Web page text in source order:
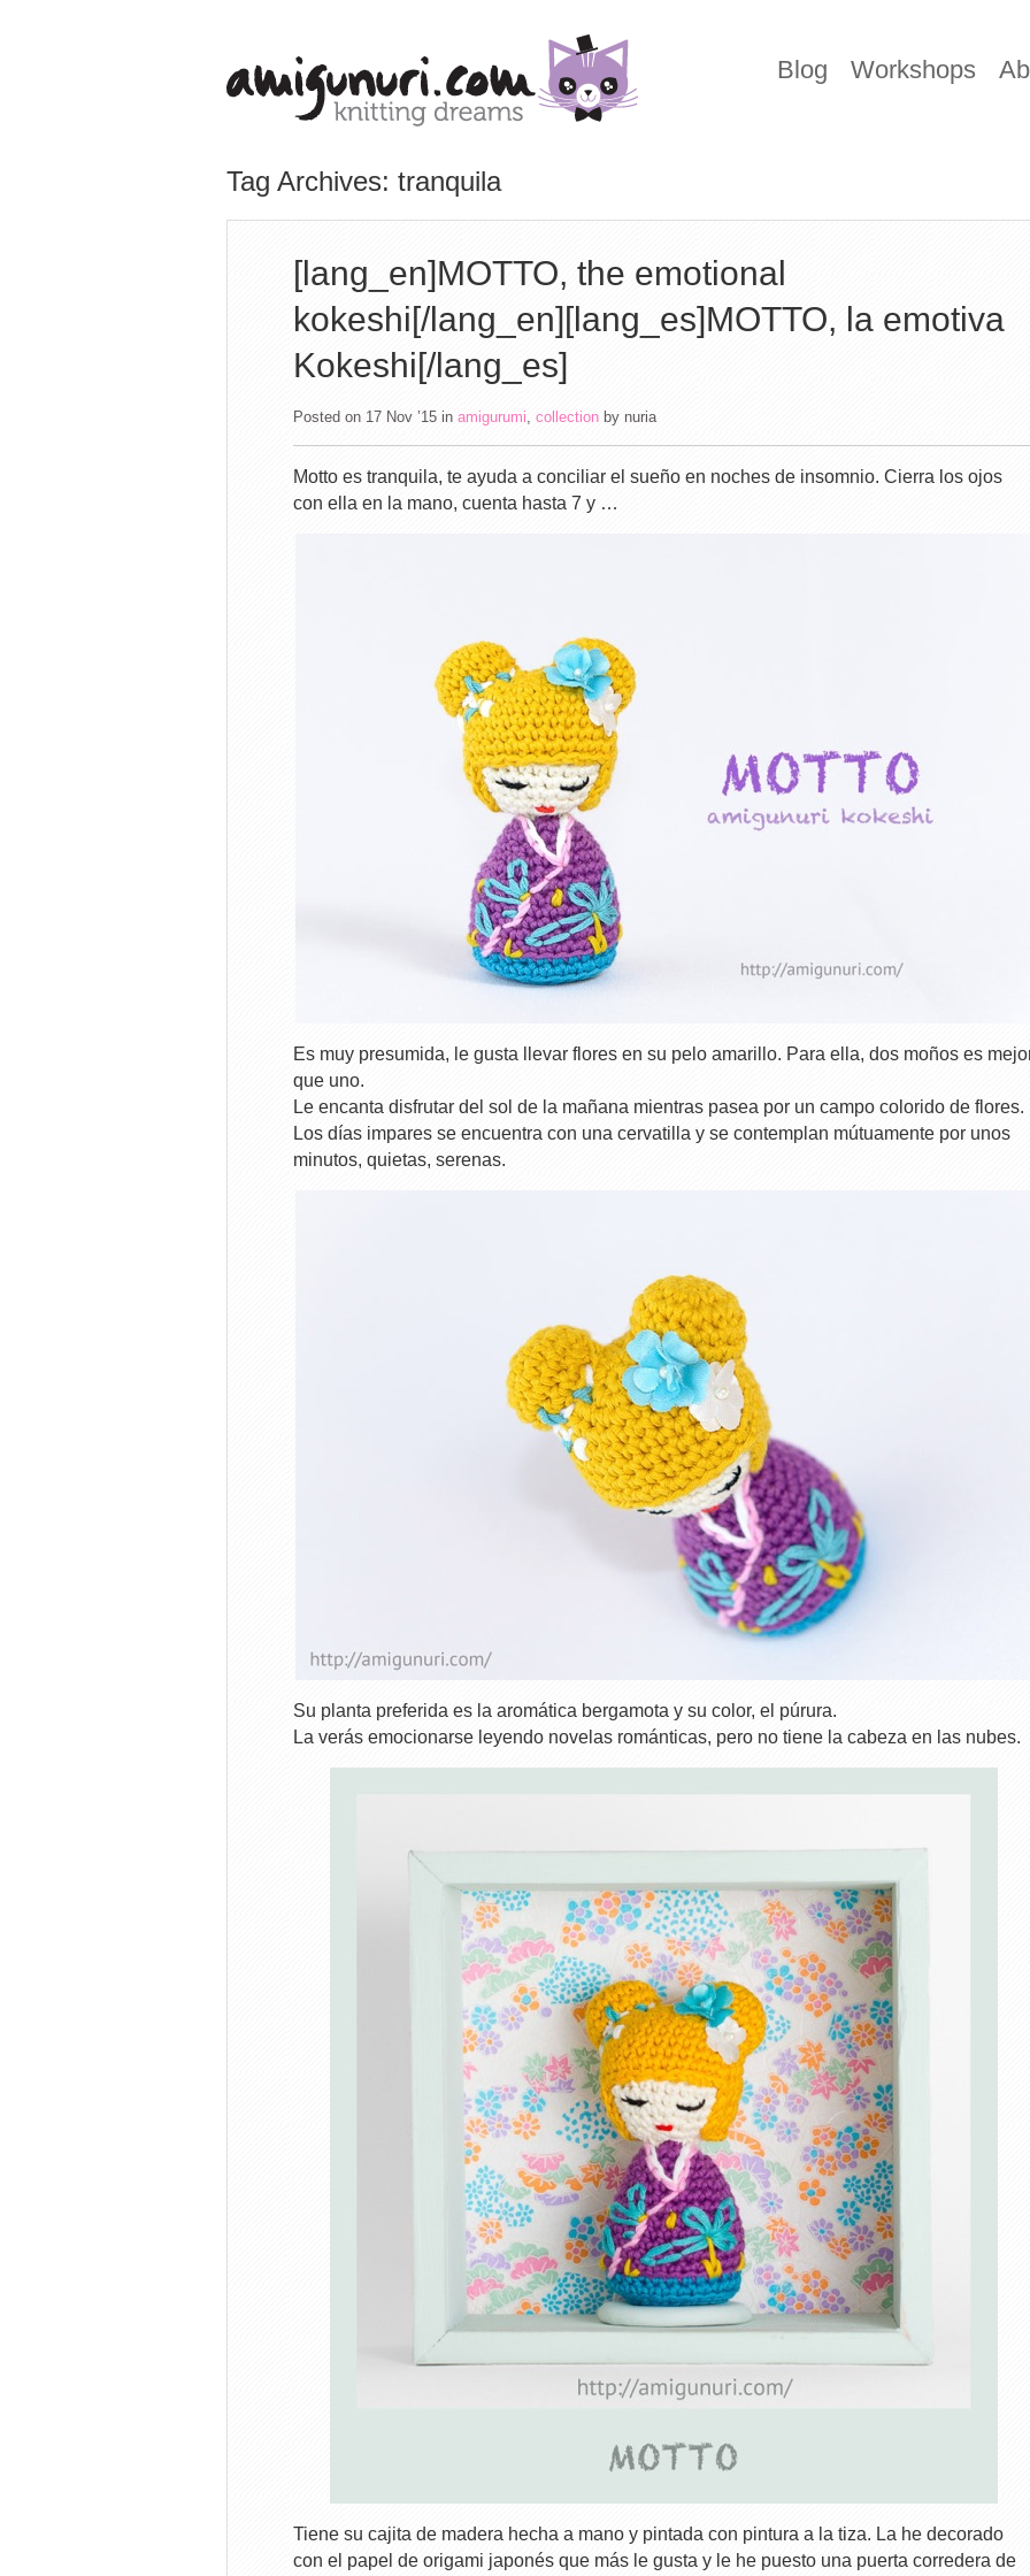
Blog Workshops
Tag Archives: tranquila
[lang_en]MOTTO, the emotional
kokeshi[/lang_en][lang_es]MOTTO, la emotiva
Kokeshi[/lang_es]
Posted on 17 Nov ’15 in amigurumi, collection by nuria
Motto es tranquila, te ayuda a conciliar el sueño en noches de insomnio. Cierra los ojos
con ella en la mano, cuenta hasta 7 y …
Es muy presumida, le gusta llevar flores en su pelo amarillo. Para ella, dos moños es
que uno.
Le encanta disfrutar del sol de la mañana mientras pasea por un campo colorido de flores.
Los días impares se encuentra con una cervatilla y se contemplan mútuamente por unos
minutos, quietas, serenas.
Su planta preferida es la aromática bergamota y su color, el púrura.
La verás emocionarse leyendo novelas románticas, pero no tiene la cabeza en las nubes.
Tiene su cajita de madera hecha a mano y pintada con pintura a la tiza. La he decorado
con el papel de origami japonés que más le gusta y le he puesto una puerta corredera de